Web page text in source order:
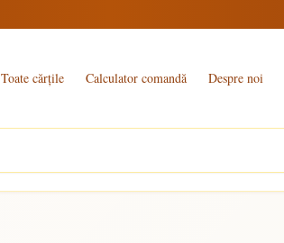
Toate cărțile Calculator comandă Despre noi